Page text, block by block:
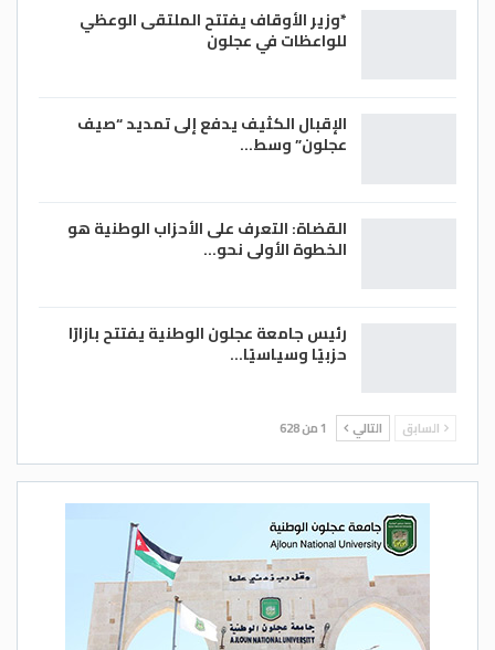
*وزير الأوقاف يفتتح الملتقى الوعظي
للواعظات في عجلون
الإقبال الكثيف يدفع إلى تمديد “صيف
عجلون” وسط…
القضاة: التعرف على الأحزاب الوطنية هو
الخطوة الأولى نحو…
رئيس جامعة عجلون الوطنية يفتتح بازارًا
حزبيًا وسياسيًا…
السابق التالي 1 من 628